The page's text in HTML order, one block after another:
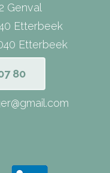
Genval
Etterbeek
Etterbeek
80